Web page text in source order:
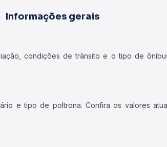
Informações gerais
condições de trânsito e o tipo de
e tipo de poltrona. Confira os valores